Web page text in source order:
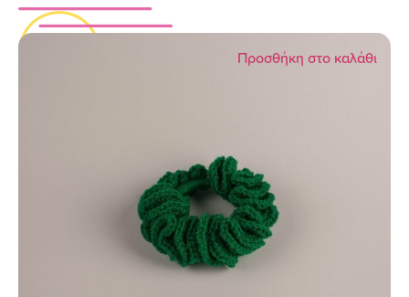
Προσθήκη στο καλάθι